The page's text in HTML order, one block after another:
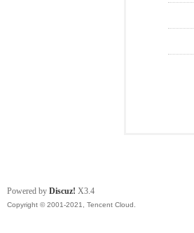
Powered by Discuz! X3.4
Copyright © 2001-2021, Tencent Cloud.